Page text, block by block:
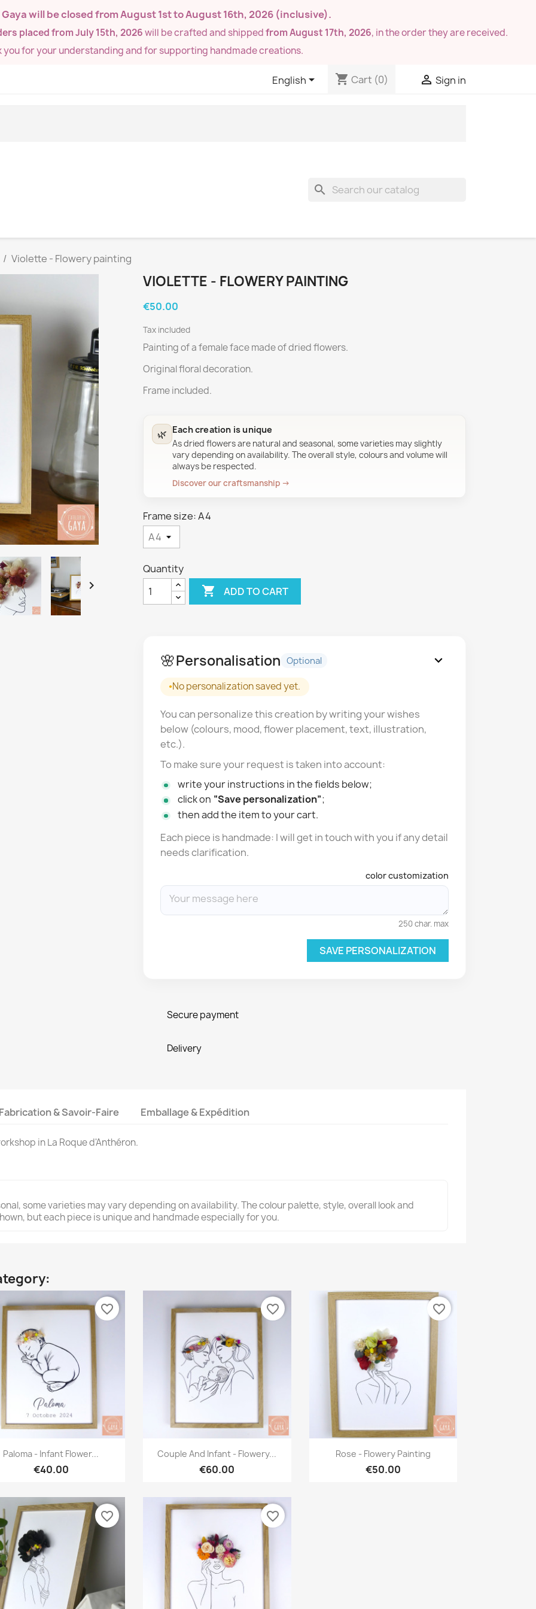
Gaya will be closed fromAugust 1st to August 16th, 2026 (inclusive).
placed from July 15th, 2026will be crafted and shippedfrom August 17th, 2026, in the order they are received.
you for your understanding and for supporting handmade creations.
English shopping_cart Cart (0)  Sign in
search
Violette - Flowery painting

VIOLETTE - FLOWERY PAINTING
€50.00
Tax included
Painting of a female face made of dried flowers.
Original floral decoration.
Frame included.
🌿 Each creation is unique
As dried flowers are natural and seasonal, some varieties may slightly
vary depending on availability. The overall style, colours and volume will
always be respected.
Discover our craftsmanship →
Frame size: A4
Quantity
 ADD TO CART
🌸Personalisation Optional expand_more
No personalization saved yet.
You can personalize this creation by writing your wishes
below (colours, mood, flower placement, text, illustration,
etc.).
To make sure your request is taken into account:
write your instructions in the fields below;
click on “Save personalization”;
then add the item to your cart.
Each piece is handmade: I will get in touch with you if any detail
needs clarification.
color customization
250 char. max
SAVE PERSONALIZATION
Secure payment
Delivery
& Savoir-Faire Emballage & Expédition
in La Roque d'Anthéron.
some varieties may vary depending on availability. The colour palette, style, overall look and
but each piece is unique and handmade especially for you.
Quick view
Paloma - Infant Flower...
€40.00
favorite_border
Quick view
Couple And Infant - Flowery...
€60.00
favorite_border
Quick view
Rose - Flowery Painting
€50.00
favorite_border
favorite_border favorite_border